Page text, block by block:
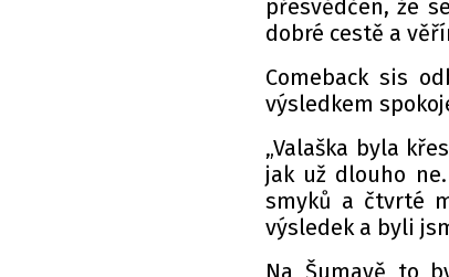
přesvědčen, že
dobré cestě a
Comeback sis
výsledkem
„Valaška byla
jak už dlouho
smyků a čtvrté
výsledek a byli